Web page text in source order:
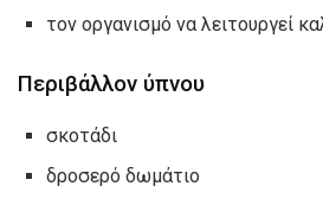
τον οργανισμό να λειτουργεί
Περιβάλλον ύπνου
σκοτάδι
δροσερό δωμάτιο